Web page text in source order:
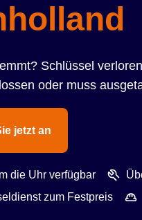
Schlüssel
oder muss
jetzt an
die Uhr verfügbar
zum Festpreis